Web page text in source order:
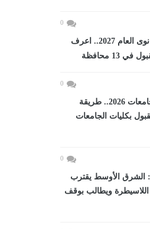
0
تنسيق الثانوى العام 2027.. اعرف
13 محافظة
0
تنسيق الجامعات 2026.. طريقة
بكليات الجامعات
0
الشرق الأوسط يقترب
ويطالب بوقف